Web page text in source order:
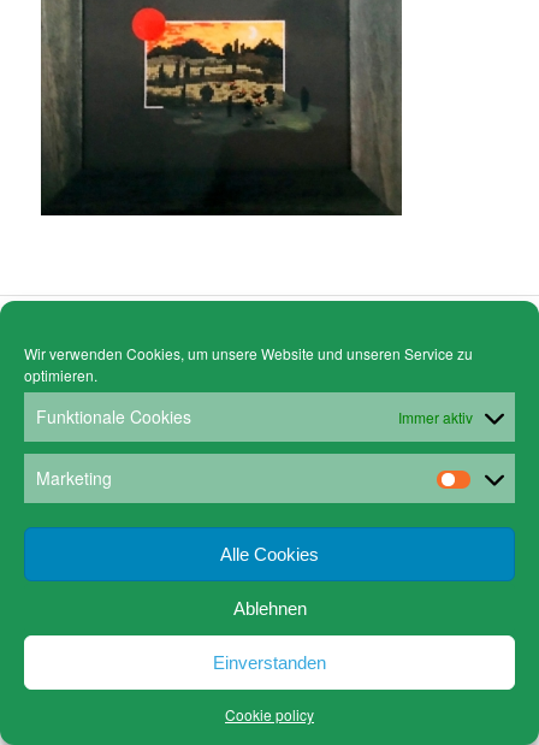
Wir verwenden Cookies, um unsere Website und unseren Service zu
optimieren.
Funktionale Cookies Immer aktiv
Marketing
Alle Cookies
Ablehnen
Einverstanden
Cookie policy
Cookie policy (EU) Datenschutz
www.gruen-kunstrahmungen.com
Email